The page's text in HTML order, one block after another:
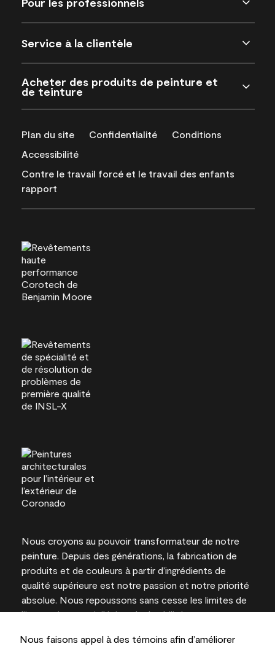
Nous faisons appel à des témoins afin d’améliorer
Service à la clientèle
Acheter des produits de peinture et
de teinture
Plan du site Confidentialité
Conditions
Accessibilité
Contre le travail forcé et le travail des enfants
rapport
Nous croyons au pouvoir transformateur de notre
peinture. Depuis des générations, la fabrication de
produits et de couleurs à partir d’ingrédients de
qualité supérieure est notre passion et notre priorité
absolue. Nous repoussons sans cesse les limites de
l’innovation et privilégions la durabilité pour
l’expertise locale.